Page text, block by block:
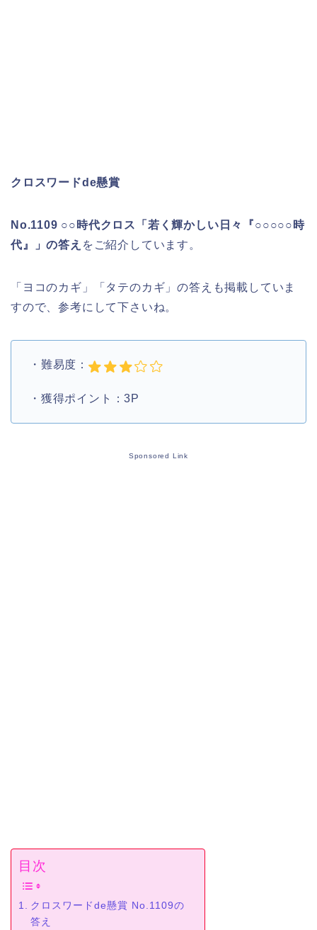
クロスワードde懸賞
No.1109 ○○時代クロス「若く輝かしい日々『○○○○○時
代』」の答え をご紹介しています。
「ヨコのカギ」「タテのカギ」の答えも掲載していま
すので、参考にして下さいね。
・難易度：
・獲得ポイント：3P
Sponsored Link
目次
クロスワードde懸賞 No.1109の
答え